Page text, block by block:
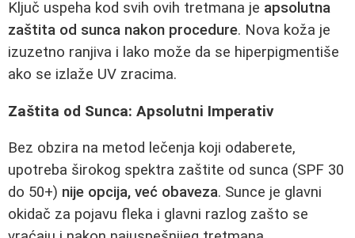
Ključ uspeha kod svih ovih tretmana je apsolutna
zaštita od sunca nakon procedure. Nova koža je
izuzetno ranjiva i lako može da se hiperpigmentiše
ako se izlaže UV zracima.
Zaštita od Sunca: Apsolutni Imperativ
Bez obzira na metod lečenja koji odaberete,
upotreba širokog spektra zaštite od sunca (SPF 30
do 50+) nije opcija, već obaveza. Sunce je glavni
okidač za pojavu fleka i glavni razlog zašto se